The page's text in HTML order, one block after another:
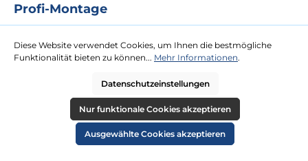
Profi-Montage
kaum eine Dachterrasse zu hoch oder Tür zu schmal. Gegen eine
Festpauschale kommen zwei Tischler zu Ihnen und platzieren Ihren
mehr erfahren
Diese Website verwendet Cookies, um Ihnen die bestmögliche
Funktionalität bieten zu können... Mehr Informationen.
Datenschutzeinstellungen
Nur funktionale Cookies akzeptieren
Ausgewählte Cookies akzeptieren